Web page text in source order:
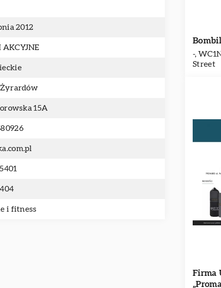
2012
AKCYJNE
Żyrardów
15A
i fitness
-,
Street
Firma